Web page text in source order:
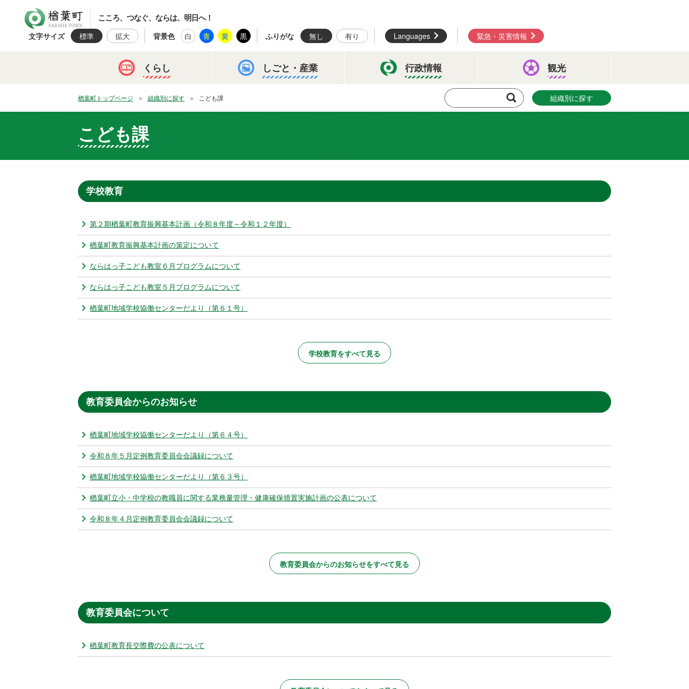
楢葉町こころ、つなぐ、ならは、明日へ！
文字サイズ 標準 拡大 背景色 白 青 黄 黒 ふりがな 無し 有り Languages 緊急・災害情報
くらし しごと・ 産業 行政情報 観光
楢葉町トップページ 組織別に探す こども課 組織別に探す
こども課
学校教育
第２期楢葉町教育振興基本計画（令和８年度～令和１２年度）
楢葉町教育振興基本計画の策定について
ならはっ子こども教室６月プログラムについて
ならはっ子こども教室５月プログラムについて
楢葉町地域学校協働センターだより（第６１号）
学校教育をすべて見る
教育委員会からのお知らせ
楢葉町地域学校協働センターだより（第６４号）
令和８年５月定例教育委員会会議録について
楢葉町地域学校協働センターだより（第６３号）
楢葉町立小・中学校の教職員に関する業務量管理・健康確保措置実施計画の公表について
令和８年４月定例教育委員会会議録について
教育委員会からのお知らせをすべて見る
教育委員会について
楢葉町教育長交際費の公表について